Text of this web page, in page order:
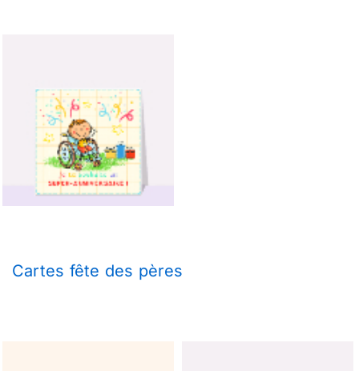
Cartes fête des pères